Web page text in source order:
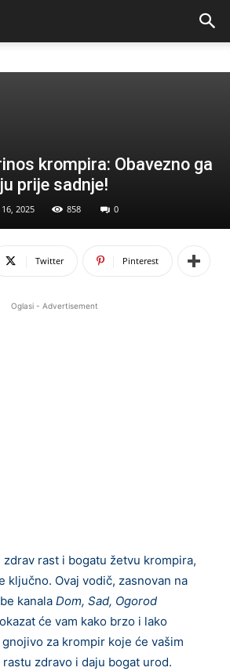
krompira: Obavezno ga
prije sadnje!
2025 858 0
Twitter Pinterest
Oglasi - Advertisement
rast i bogatu žetvu krompira,
ključno. Ovaj vodič, zasnovan na
kanala Dom, Sad, Ogorod
će vam kako brzo i lako
za krompir koje će vašim
zdravo i daju bogat urod.